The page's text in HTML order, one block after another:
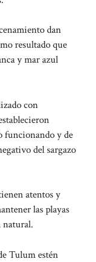
dan
resultado que
y mar azul
con
funcionando y de
del sargazo
atentos y
las playas
natural.
Tulum estén